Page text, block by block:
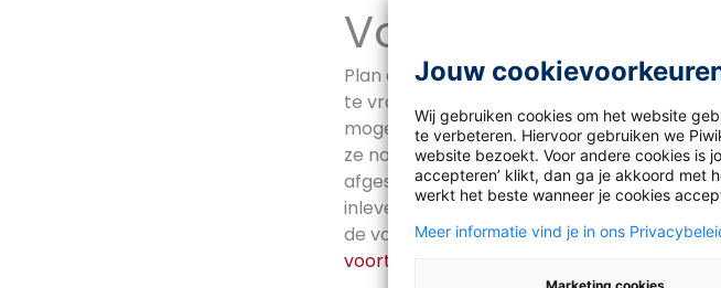
Plan eens of vaker per week een
te vragen, houd je zicht op het werk dat
mogelijk te laten zien waar ze die week
ze nog problemen mee hebben. Hebben
afgesproken tussenstappen gehaald?
inleveren van zijn of haar werk? Herinner
de voortgang van leerlingen in de gaten te
voortgezetleren.nl.
Jouw
Wij gebruiken cookies om het website
te verbeteren. Hiervoor gebruiken we
website bezoekt. Voor andere cookies is
accepteren’ klikt, dan ga je akkoord met
werkt het beste wanneer je cookies
Meer informatie vind je in ons
Marketing cookies